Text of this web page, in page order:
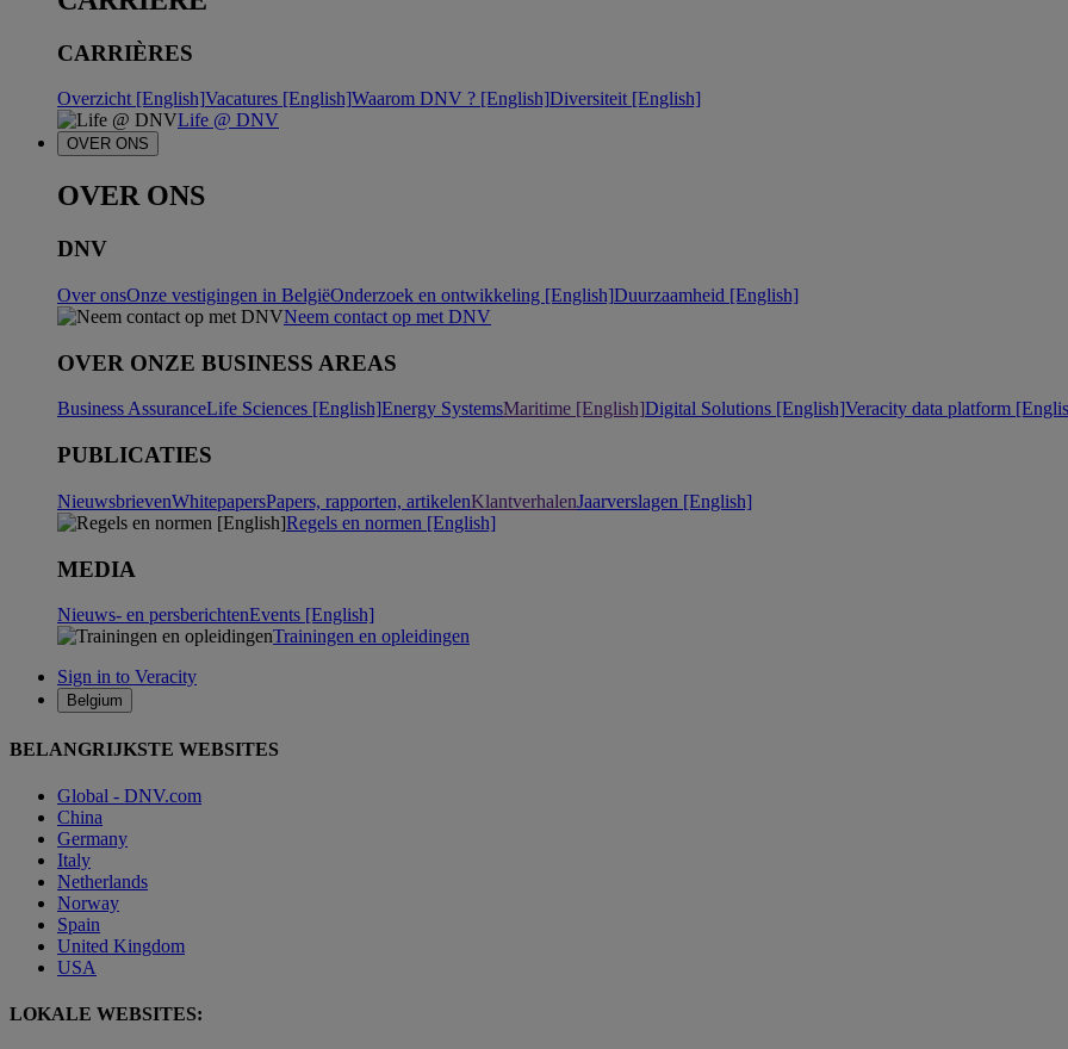
CARRIÈRES
Overzicht [English]Vacatures [English]Waarom DNV ? [English]Diversiteit [English]
Life @ DNV
OVER ONS
OVER ONS
DNV
Over onsOnze vestigingen in BelgiëOnderzoek en ontwikkeling [English]Duurzaamheid [English]
Neem contact op met DNV
OVER ONZE BUSINESS AREAS
Business AssuranceLife Sciences [English]Energy SystemsMaritime [English]Digital Solutions [English]Veracity data platform
PUBLICATIES
NieuwsbrievenWhitepapersPapers, rapporten, artikelenKlantverhalenJaarverslagen [English]
Regels en normen [English]
MEDIA
Nieuws- en persberichtenEvents [English]
Trainingen en opleidingen
Sign in to Veracity
Belgium
BELANGRIJKSTE WEBSITES
Global - DNV.com
China
Germany
Italy
Netherlands
Norway
Spain
United Kingdom
USA
LOKALE WEBSITES: